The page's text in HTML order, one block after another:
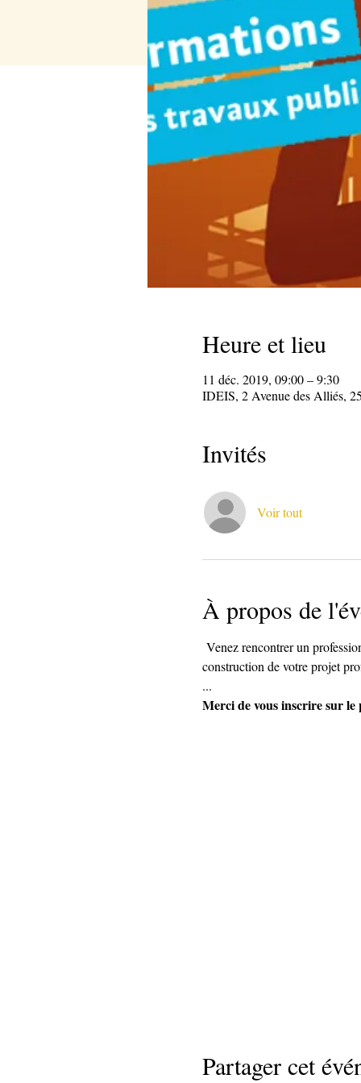
Heure et lieu
11 déc. 2019, 09:00 – 9:30
IDEIS, 2 Avenue des Alliés,
Invités
Voir tout
À propos de
Venez rencontrer un
construction de votre projet
...
Merci de vous inscrire sur
Partager cet